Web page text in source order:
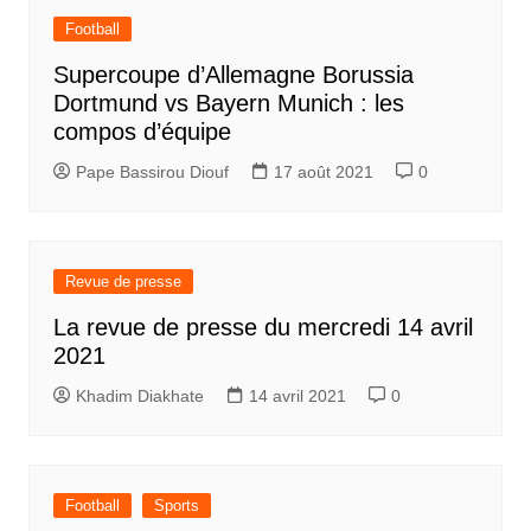
Football
Supercoupe d’Allemagne Borussia
Dortmund vs Bayern Munich : les
compos d’équipe
Pape Bassirou Diouf 17 août 2021 0
Revue de presse
La revue de presse du mercredi 14 avril
2021
Khadim Diakhate 14 avril 2021 0
Football Sports